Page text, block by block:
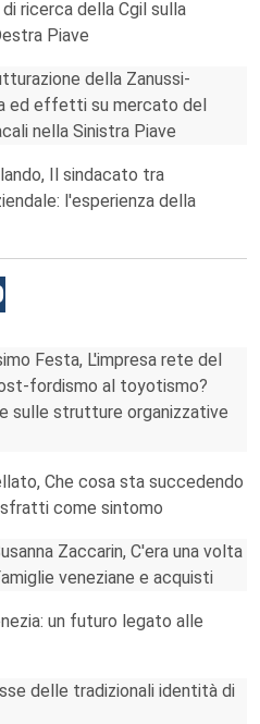
ricerca della Cgil sulla
Piave
della Zanussi-
ed effetti su mercato del
nella Sinistra Piave
Il sindacato tra
l'esperienza della
Festa, L'impresa rete del
fordismo al toyotismo?
sulle strutture organizzative
Che cosa sta succedendo
come sintomo
Zaccarin, C'era una volta
veneziane e acquisti
un futuro legato alle
delle tradizionali identità di